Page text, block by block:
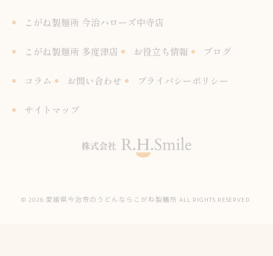
こがね製麺所 今治ハローズ中寺店
こがね製麺所 多度津店 お役立ち情報 ブログ
コラム お問い合わせ プライバシーポリシー
サイトマップ
© 2026 愛媛県今治市のうどんならこがね製麺所 ALL RIGHTS RESERVED.